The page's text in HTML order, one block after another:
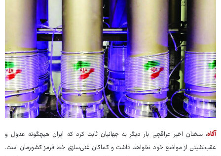
آگاه: سخنان اخیر عراقچی بار دیگر به جهانیان ثابت کرد که ایران هیچگونه عدول و
عقب‌نشینی از مواضع خود نخواهد داشت و کماکان غنی‌سازی خط قرمز کشورمان است.